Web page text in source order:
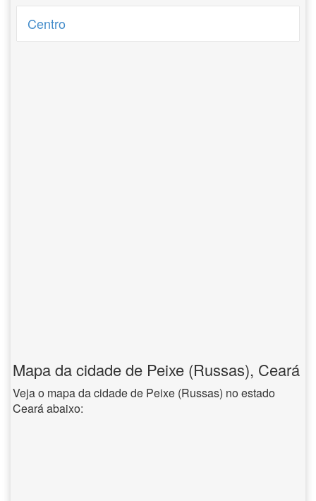
Centro
Mapa da cidade de Peixe (Russas), Ceará
Veja o mapa da cidade de Peixe (Russas) no estado
Ceará abaixo: